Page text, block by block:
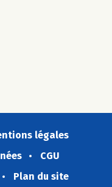
légales
CGU
Plan du site